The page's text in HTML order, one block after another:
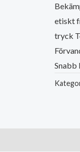
etiskt
tryck
Snabb